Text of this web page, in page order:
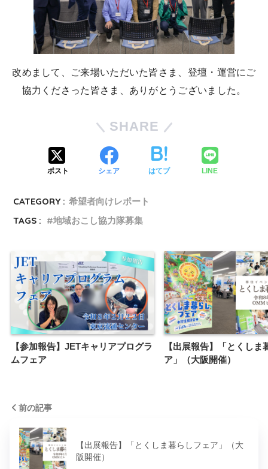
改めまして、ご来場いただいた皆さま、登壇・運営にご
協力くださった皆さま、ありがとうございました。
SHARE
ポスト シェア はてブ LINE
CATEGORY : 希望者向けレポート
TAGS :
地域おこし協力隊募集
【参加報告】JETキャリアプログラ
ムフェア
【出展報告】「とくしま
ア」（大阪開催）
前の記事
【出展報告】「とくしま暮らしフェア」（大
阪開催）